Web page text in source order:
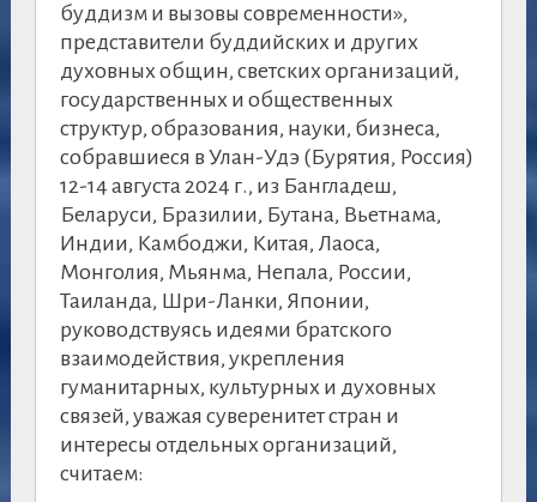
буддизм и вызовы современности»,
представители буддийских и других
духовных общин, светских организаций,
государственных и общественных
структур, образования, науки, бизнеса,
собравшиеся в Улан-Удэ (Бурятия, Россия)
12-14 августа 2024 г., из Бангладеш,
Беларуси, Бразилии, Бутана, Вьетнама,
Индии, Камбоджи, Китая, Лаоса,
Монголия, Мьянма, Непала, России,
Таиланда, Шри-Ланки, Японии,
руководствуясь идеями братского
взаимодействия, укрепления
гуманитарных, культурных и духовных
связей, уважая суверенитет стран и
интересы отдельных организаций,
считаем: